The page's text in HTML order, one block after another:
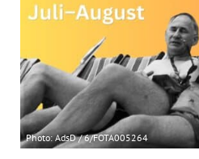
Photo: AdsD / 6/FOTA005264